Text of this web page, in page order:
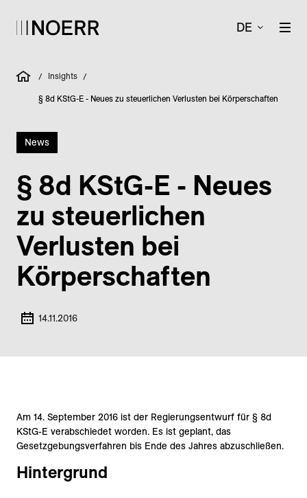
DE
/ Insights /
§ 8d KStG-E - Neues zu steuerlichen Verlusten bei Körperschaften
News
§ 8d KStG-E - Neues
zu steuerlichen
Verlusten bei
Körperschaften
14.11.2016
Am 14. September 2016 ist der Regierungsentwurf für § 8d
KStG-E verabschiedet worden. Es ist geplant, das
Gesetzgebungsverfahren bis Ende des Jahres abzuschließen.
Hintergrund